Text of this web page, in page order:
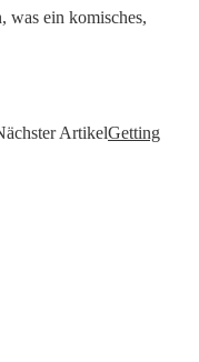
was ein komisches,
ArtikelGetting